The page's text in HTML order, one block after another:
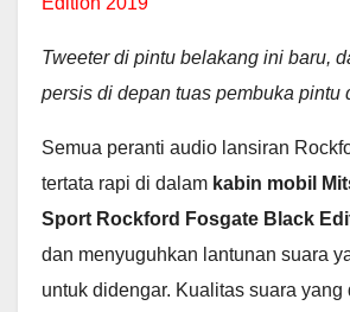
Tweeter di pintu belakang ini baru,
persis di depan tuas pembuka pintu
Semua peranti audio lansiran
tertata rapi di dalam kabin mobil
Sport Rockford Fosgate Black
dan menyuguhkan lantunan suara
untuk didengar. Kualitas suara yang